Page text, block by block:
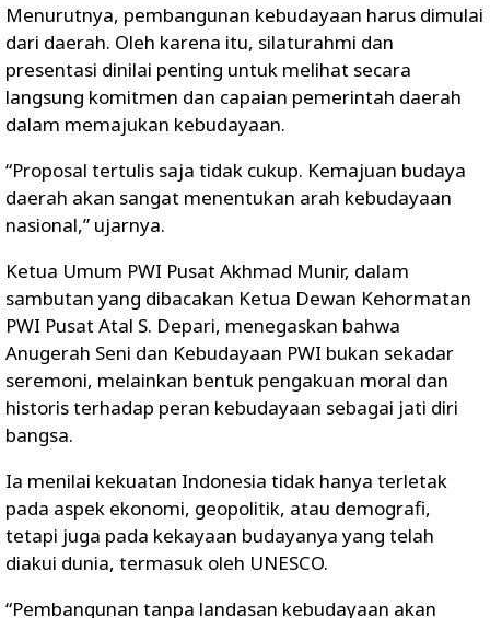
Menurutnya, pembangunan kebudayaan harus dimulai
dari daerah. Oleh karena itu, silaturahmi dan
presentasi dinilai penting untuk melihat secara
langsung komitmen dan capaian pemerintah daerah
dalam memajukan kebudayaan.
“Proposal tertulis saja tidak cukup. Kemajuan budaya
daerah akan sangat menentukan arah kebudayaan
nasional,” ujarnya.
Ketua Umum PWI Pusat Akhmad Munir, dalam
sambutan yang dibacakan Ketua Dewan Kehormatan
PWI Pusat Atal S. Depari, menegaskan bahwa
Anugerah Seni dan Kebudayaan PWI bukan sekadar
seremoni, melainkan bentuk pengakuan moral dan
historis terhadap peran kebudayaan sebagai jati diri
bangsa.
Ia menilai kekuatan Indonesia tidak hanya terletak
pada aspek ekonomi, geopolitik, atau demografi,
tetapi juga pada kekayaan budayanya yang telah
diakui dunia, termasuk oleh UNESCO.
“Pembangunan tanpa landasan kebudayaan akan